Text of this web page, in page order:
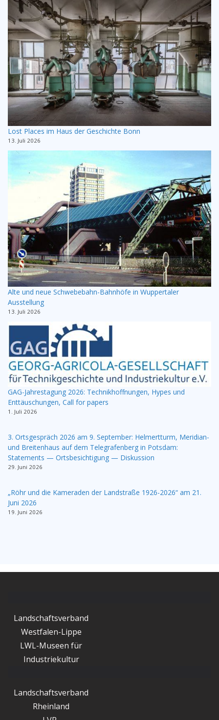
Lost Places im Haus der Geschichte Bonn
13. Juli 2026
Alte und neue Schwebebahn-Bahnhöfe in Wuppertaler
Ausstellung
13. Juli 2026
GAG-Jahrestagung 2026: Technikhoffnungen, Hypes und
Enttäuschungen, Call for papers
1. Juli 2026
3. Ortsgespräch 2026 am 9. September: Helmertturm, Meridian-
und Breitenhaus auf dem Telegrafenberg in Potsdam:
Statements — Ortsbesichtigung — Diskussion
29. Juni 2026
„Röhr und die Kameraden der Landstraße 1926-2026“ am 21.
Juni 2026
19. Juni 2026
Landschaftsverband
Westfalen-Lippe
LWL-Museen für
Industriekultur
Landschaftsverband
Rheinland